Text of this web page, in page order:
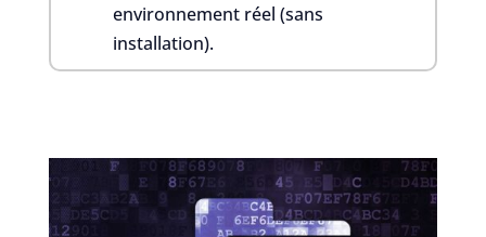
environnement réel (sans
installation).